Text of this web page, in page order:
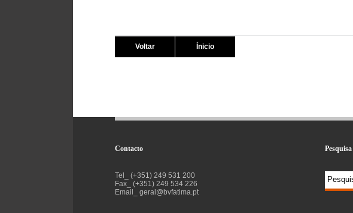
Voltar Ínicio
Contacto
Tel_ (+351) 249 531 200
Fax_ (+351) 249 534 226
Email_ geral@bvfatima.pt
Pesquisa